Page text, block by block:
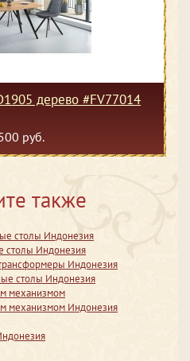
Стол DERIEN DT FSD1905 дерево #FV77014
руб.
также
столы Индонезия
столы Индонезия
Индонезия
столы Индонезия
механизмом
механизмом Индонезия